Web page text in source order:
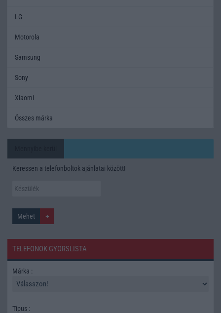
LG
Motorola
Samsung
Sony
Xiaomi
Összes márka
Keressen a telefonboltok ajánlatai között!
TELEFONOK GYORSLISTA
Márka :
Tipus :